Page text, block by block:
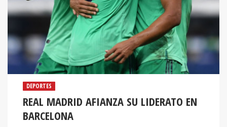
DEPORTES
REAL MADRID AFIANZA SU LIDERATO EN
BARCELONA